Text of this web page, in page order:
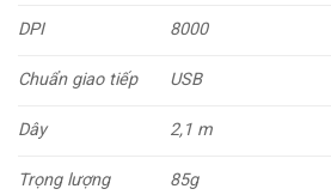
DPI 8000
Chuẩn giao tiếp USB
Dây 2,1 m
Trọng lượng 85g